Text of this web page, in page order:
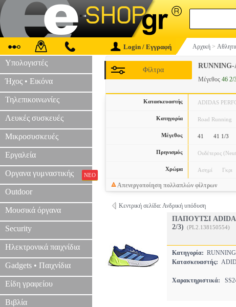
Login / Εγγραφή Αρχική >
Υπολογιστές
Ήχος • Εικόνα
Τηλεπικοινωνίες
Λευκές συσκευές
Μικροσυσκευές
Εργαλεία
Οργανα γυμναστικής ΝΕΟ
Outdoor
Μουσικά όργανα
Security
Ηλεκτρονικά παιχνίδια
Gadgets • Παιχνίδια
Είδη γραφείου
Βιβλία
Φίλτρα
Μέγεθος 46 2/
Κατασκευαστής ADIDAS
Κατηγορία Road Running
Μέγεθος 41 41 1/3
Πρηνισμός Ουδέτερος
Χρώμα Ασημί Γκρι
Απενεργοποίηση πολλαπλών φίλτρων
Κεντρική σελίδα: Ανδρική υπόδυση
ΠΑΠΟΥΤΣΙ
2/3) (PL2.138150554)
Κατηγορία:
Κατασκευαστής:
Χαρακτηριστικά: